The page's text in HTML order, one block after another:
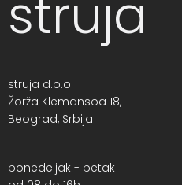
struja
struja d.o.o.
Žorža Klemansoa 18,
Beograd, Srbija
ponedeljak - petak